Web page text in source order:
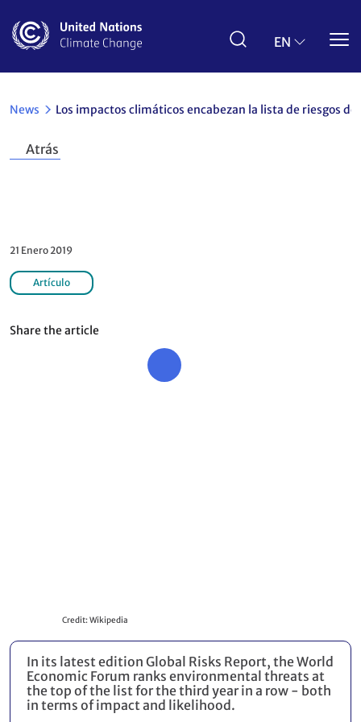
contenido
EN
News Los impactos climáticos encabezan la lista de riesgos
Atrás
21 Enero 2019
Artículo
Share the article
Credit: Wikipedia
In its latest edition Global Risks Report, the World
Economic Forum ranks environmental threats at
the top of the list for the third year in a row - both
in terms of impact and likelihood.